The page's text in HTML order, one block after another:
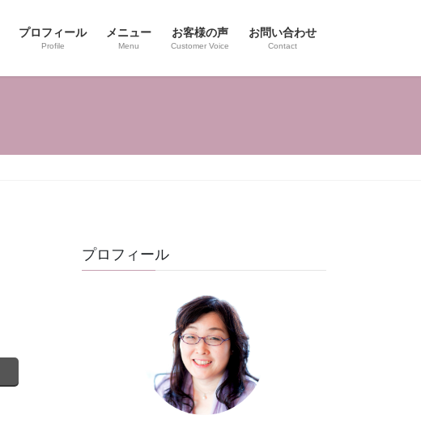
プロフィール
Profile
メニュー
Menu
お客様の声
Customer Voice
お問い合わせ
Contact
プロフィール